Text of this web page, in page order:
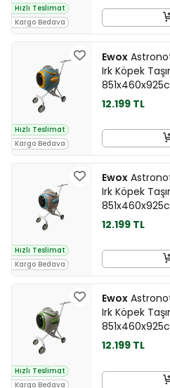
Hızlı Teslimat
Kargo Bedava
Hızlı Teslimat
Kargo Bedava
Ewox
Irk Köpek
12.199 TL
Hızlı Teslimat
Kargo Bedava
Ewox
Irk Köpek
12.199 TL
Hızlı Teslimat
Kargo Bedava
Ewox
Irk Köpek
12.199 TL